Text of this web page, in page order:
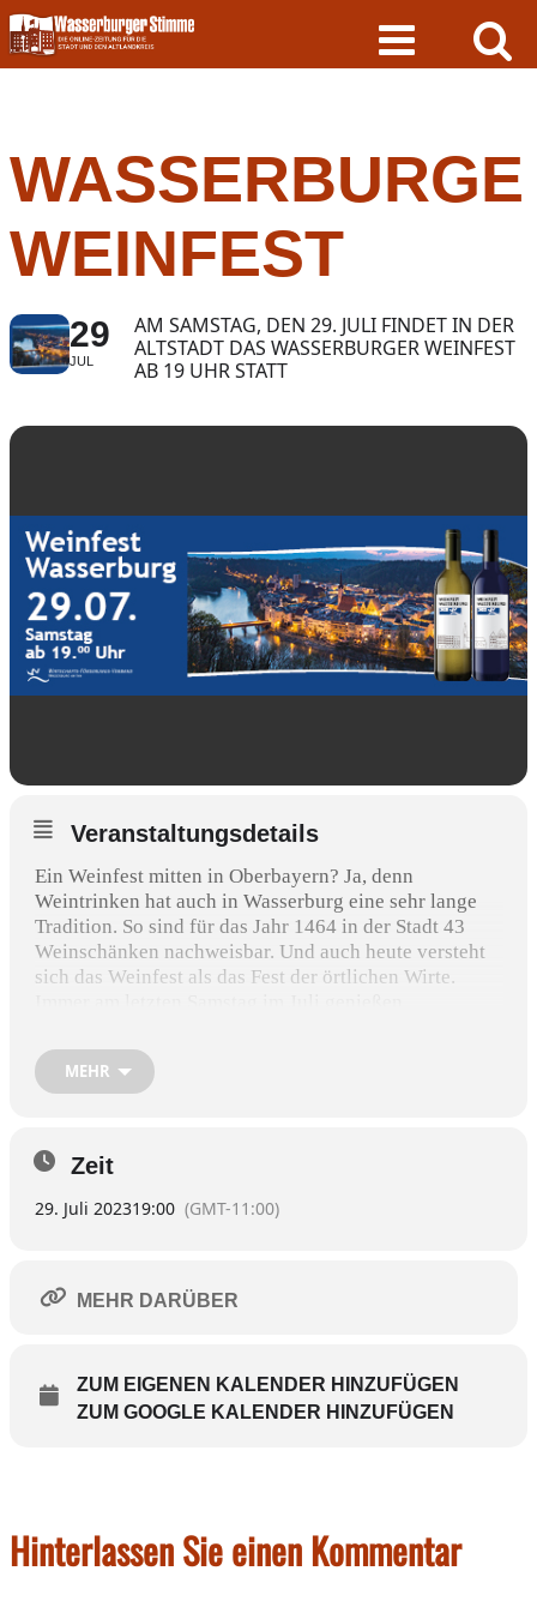
Skip
to
content
WEINFEST
29
JUL
AM SAMSTAG, DEN 29. JULI FINDET IN DER
ALTSTADT DAS WASSERBURGER WEINFEST
AB 19 UHR STATT
Veranstaltungsdetails
Ein Weinfest mitten in Oberbayern? Ja, denn
Weintrinken hat auch in Wasserburg eine sehr lange
Tradition. So sind für das Jahr 1464 in der Stadt 43
Weinschänken nachweisbar. Und auch heute versteht
sich das Weinfest als das Fest der örtlichen Wirte.
Sommerhimmel und unter den romantischen
Arkadengängen der Altstadt.
Veranstalter:
MEHR
Zeit
29. Juli 202319:00 (GMT-11:00)
MEHR DARÜBER
ZUM EIGENEN KALENDER HINZUFÜGEN
ZUM GOOGLE KALENDER HINZUFÜGEN
Hinterlassen Sie einen Kommentar